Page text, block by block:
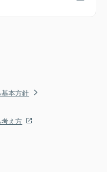
本方針
え方